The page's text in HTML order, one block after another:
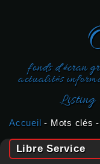
fonds d'écran
actualités
Listing
Accueil - Mots clés -
Libre Service